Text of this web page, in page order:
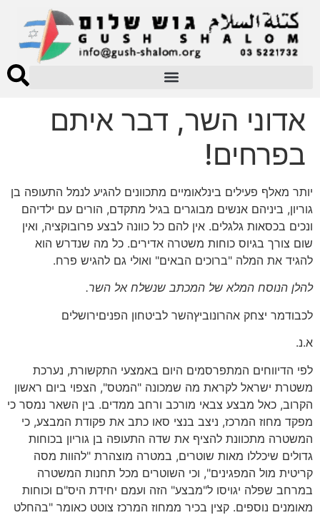
אדוני השר, דבר איתם
בפרחים!
יותר מאלף פעילים בינלאומיים מתכוונים להגיע לנמל התעופה בן
גוריון, ביניהם אנשים מבוגרים בגיל מתקדם, הורים עם ילדיהם
ונכים בכסאות גלגלים. אין להם כל כוונה לבצע פרובוקציה, ואין
שום צורך בגיוס כוחות משטרה אדירים. כל מה שנדרש הוא
להגיד את המלה "ברוכים הבאים" ואולי גם להגיש פרח.
להלן הנוסח המלא של המכתב שנשלח אל השר.
לכבודמר יצחק אהרונוביץהשר לביטחון הפניםירושלים
א.נ.
לפי הדיווחים המתפרסמים היום באמצעי התקשורת, נערכת
משטרת ישראל לקראת מה שמכונה "המטס", הצפוי ביום ראשון
הקרוב, כאל מבצע צבאי מורכב ורחב ממדים. בין השאר נמסר כי
מפקד מחוז המרכז, ניצב בנצי סאו כתב את פקודת המבצע, כי
המשטרה מתכוונת להציף את שדה התעופה בן גוריון בכוחות
גדולים שיכללו מאות שוטרים, במטרה מוצהרת "להוות מסה
קריטית מול המפגינים", וכי השוטרים מכל תחנות המשטרה
במרחב שפלה יגויסו ל"מבצע" הזה ועמם יחידת היס"ם וכוחות
מאומנים נוספים. קצין בכיר ממחוז המרכז צוטט כאומר "בהחלט